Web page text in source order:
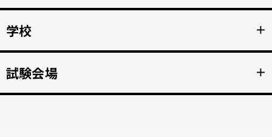
検知、スマホへの着信アラートで重大事故を防止。
詳細を見る >>
学校 ＋
詳細を見る >>
試験会場 ＋